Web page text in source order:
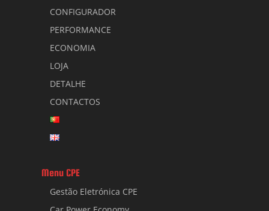
CONFIGURADOR
PERFORMANCE
ECONOMIA
LOJA
DETALHE
CONTACTOS
Menu CPE
Gestão Eletrónica CPE